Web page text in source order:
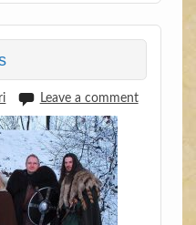
Leave a comment